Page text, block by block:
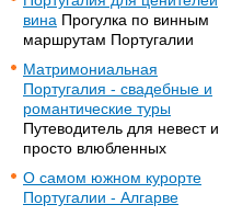
вина Прогулка по винным
маршрутам Португалии
Матримониальная
Португалия - свадебные и
романтические туры
Путеводитель для невест и
просто влюбленных
О самом южном курорте
Португалии - Алгарве